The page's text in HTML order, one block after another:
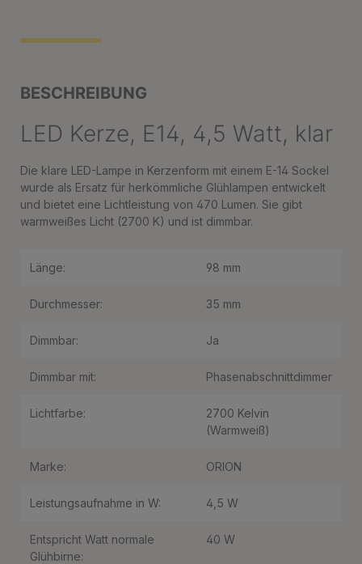
BESCHREIBUNG
LED Kerze, E14, 4,5 Watt, klar
Die klare LED-Lampe in Kerzenform mit einem E-14 Sockel
wurde als Ersatz für herkömmliche Glühlampen entwickelt
und bietet eine Lichtleistung von 470 Lumen. Sie gibt
warmweißes Licht (2700 K) und ist dimmbar.
Länge: 98 mm
Durchmesser: 35 mm
Dimmbar: Ja
Dimmbar mit: Phasenabschnittdimmer
Lichtfarbe:
2700 Kelvin
(Warmweiß)
Marke: ORION
Leistungsaufnahme in W: 4,5 W
Entspricht Watt normale
Glühbirne:
40 W